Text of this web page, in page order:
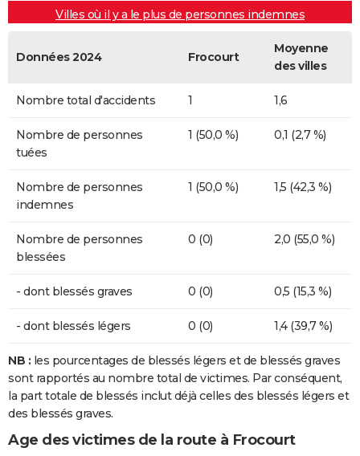
Villes où il y a le plus de personnes indemnes
Données 2024 Frocourt
Moyenne
des villes
Nombre total d'accidents 1 1,6
Nombre de personnes
tuées
1 (50,0 %) 0,1 (2,7 %)
Nombre de personnes
indemnes
1 (50,0 %) 1,5 (42,3 %)
Nombre de personnes
blessées
0 (0) 2,0 (55,0 %)
- dont blessés graves 0 (0) 0,5 (15,3 %)
- dont blessés légers 0 (0) 1,4 (39,7 %)
NB : les pourcentages de blessés légers et de blessés graves
sont rapportés au nombre total de victimes. Par conséquent,
la part totale de blessés inclut déjà celles des blessés légers et
des blessés graves.
Age des victimes de la route à Frocourt